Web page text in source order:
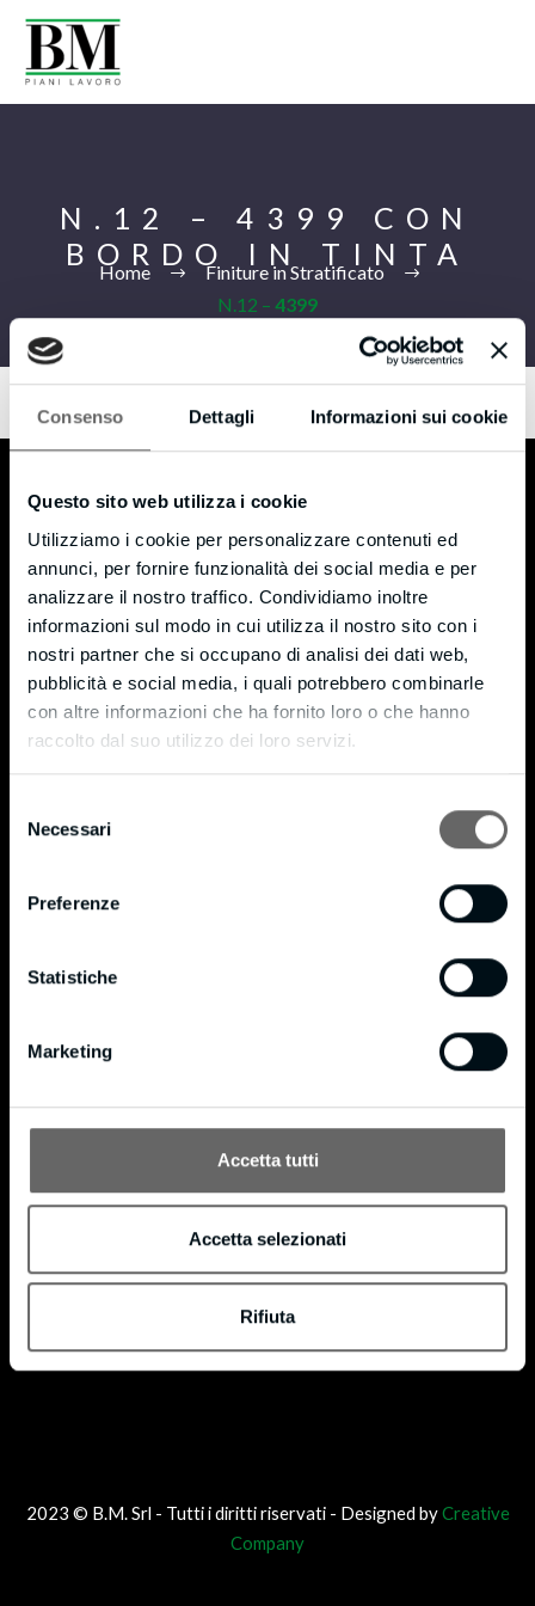
Consenso Dettagli Informazioni sui cookie
Questo sito web utilizza i cookie
Utilizziamo i cookie per personalizzare contenuti ed
annunci, per fornire funzionalità dei social media e per
analizzare il nostro traffico. Condividiamo inoltre
informazioni sul modo in cui utilizza il nostro sito con i
nostri partner che si occupano di analisi dei dati web,
pubblicità e social media, i quali potrebbero combinarle
con altre informazioni che ha fornito loro o che hanno
raccolto dal suo utilizzo dei loro servizi.
delNecessari
Preferenze
Statistiche
Marketing
Accetta tutti
Accetta selezionati
Rifiuta
N.12 – 4399 CON
BORDO IN TINTA
Home
Finiture in Stratificato
N.12 – 4399
CON BORDO IN TINTA
B.M s.r.l.
Monticello (LC) – 23876
Via Moneta, 7 – fraz. Cortenuova
Fax +39 039 9205589
info@bmpianilavoro.it
P. IVA 01815240138
Certificato FSC
BM in data 16/10/2020 si è certificata FSC
in conformità allo standard STD 40-004 con
è dedicato alla promozione di una gestione forestale
2023 © B.M. Srl - Tutti i diritti riservati - Designed byCreative
Company